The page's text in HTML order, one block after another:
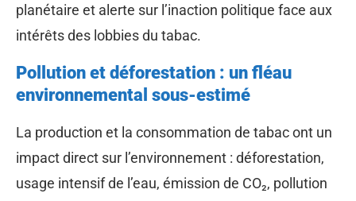
planétaire et alerte sur l’inaction politique face aux
intérêts des lobbies du tabac.
Pollution et déforestation : un fléau
environnemental sous-estimé
La production et la consommation de tabac ont un
impact direct sur l’environnement : déforestation,
usage intensif de l’eau, émission de CO₂, pollution